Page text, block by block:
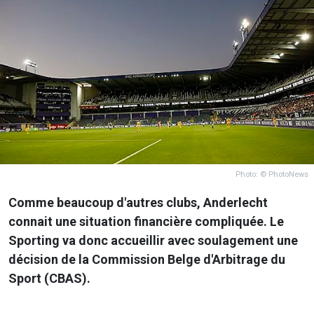
Photo: © PhotoNews
Comme beaucoup d'autres clubs, Anderlecht
connait une situation financière compliquée. Le
Sporting va donc accueillir avec soulagement une
décision de la Commission Belge d'Arbitrage du
Sport (CBAS).